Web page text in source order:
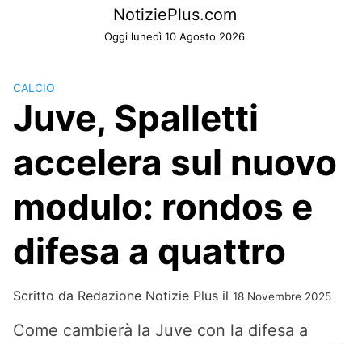
NotiziePlus.com
Oggi lunedì 10 Agosto 2026
CALCIO
Juve, Spalletti
accelera sul nuovo
modulo: rondos e
difesa a quattro
Scritto da Redazione Notizie Plus il 18 Novembre 2025
Come cambierà la Juve con la difesa a